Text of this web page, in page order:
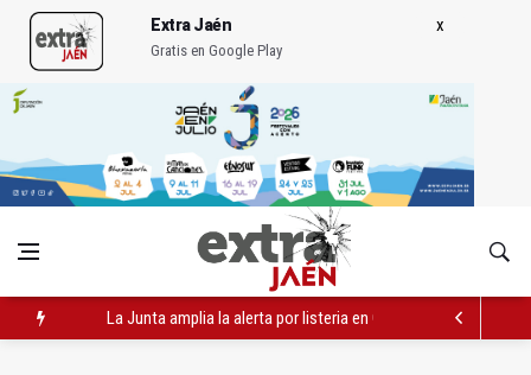
Extra Jaén
Gratis en Google Play
La Junta amplia la alerta por listeria en Granada, Jaén y Sevilla